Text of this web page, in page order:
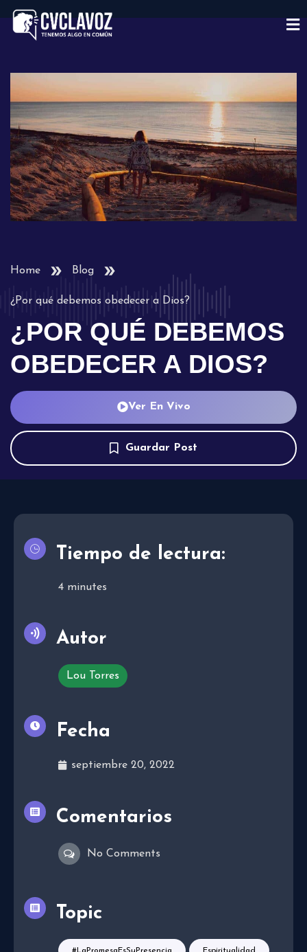
Home Blog
¿Por qué debemos obedecer a Dios?
¿POR QUÉ DEBEMOS
OBEDECER A DIOS?
Ver En Vivo
Guardar Post
Tiempo de lectura:
4 minutes
Autor
Lou Torres
Fecha
septiembre 20, 2022
Comentarios
No Comments
Topic